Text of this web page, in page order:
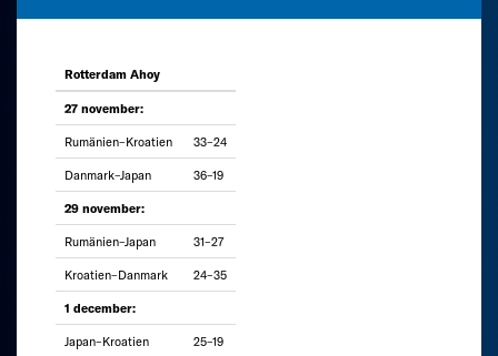
Rotterdam Ahoy
27 november:
Rumänien–Kroatien 33–24
Danmark–Japan 36–19
29 november:
Rumänien–Japan 31–27
Kroatien–Danmark 24–35
1 december:
Japan–Kroatien 25–19